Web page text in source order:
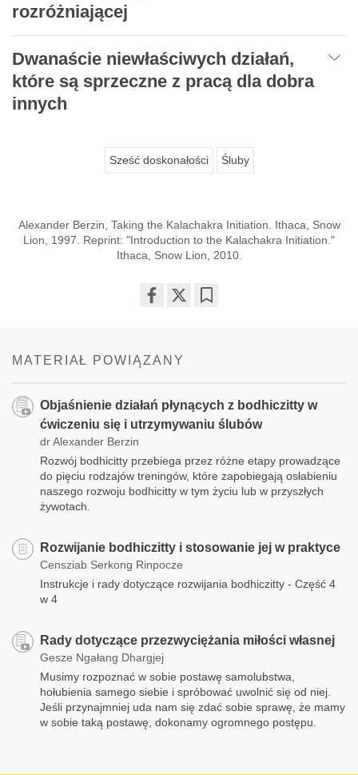
rozróżniającej
Dwanaście niewłaściwych działań,
które są sprzeczne z pracą dla dobra
innych
Sześć doskonałości Śluby
Alexander Berzin, Taking the Kalachakra Initiation. Ithaca, Snow
Lion, 1997. Reprint: "Introduction to the Kalachakra Initiation."
Ithaca, Snow Lion, 2010.
MATERIAŁ POWIĄZANY
Objaśnienie działań płynących z bodhiczitty w
ćwiczeniu się i utrzymywaniu ślubów
dr Alexander Berzin
Rozwój bodhicitty przebiega przez różne etapy prowadzące
do pięciu rodzajów treningów, które zapobiegają osłabieniu
naszego rozwoju bodhicitty w tym życiu lub w przyszłych
żywotach.
Rozwijanie bodhiczitty i stosowanie jej w praktyce
Censziab Serkong Rinpocze
Instrukcje i rady dotyczące rozwijania bodhiczitty - Część 4
w 4
Rady dotyczące przezwyciężania miłości własnej
Gesze Ngałang Dhargjej
Musimy rozpoznać w sobie postawę samolubstwa,
hołubienia samego siebie i spróbować uwolnić się od niej.
Jeśli przynajmniej uda nam się zdać sobie sprawę, że mamy
w sobie taką postawę, dokonamy ogromnego postępu.